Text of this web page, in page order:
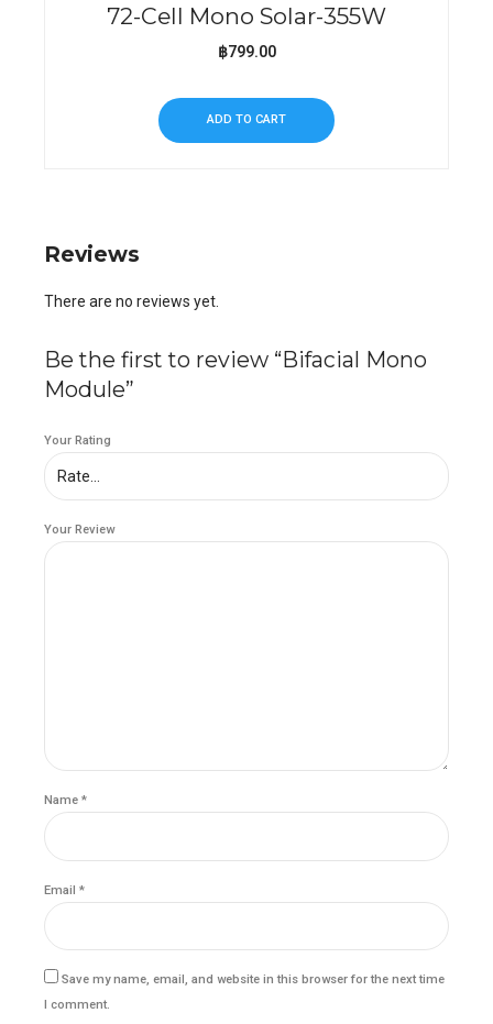
72-Cell Mono Solar-355W
฿799.00
ADD TO CART
Reviews
There are no reviews yet.
Be the first to review “Bifacial Mono
Module”
Your Rating
Your Review
Name *
Email *
Save my name, email, and website in this browser for the next time
I comment.